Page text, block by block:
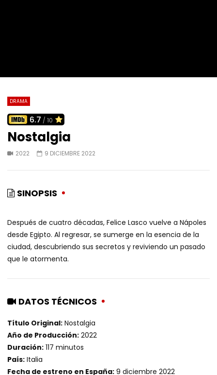
DRAMA
6.7 / 10
Nostalgia
2022 9 DICIEMBRE 2022
SINOPSIS
Después de cuatro décadas, Felice Lasco vuelve a Nápoles
desde Egipto. Al regresar, se sumerge en la esencia de la
ciudad, descubriendo sus secretos y reviviendo un pasado
que le atormenta.
DATOS TÉCNICOS
Título Original: Nostalgia
Año de Producción: 2022
Duración: 117 minutos
País: Italia
Fecha de estreno en España: 9 diciembre 2022